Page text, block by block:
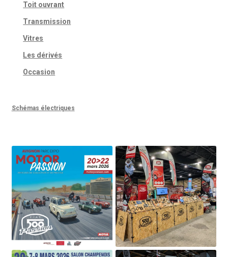
Toit ouvrant
Transmission
Vitres
Les dérivés
Occasion
Schémas électriques